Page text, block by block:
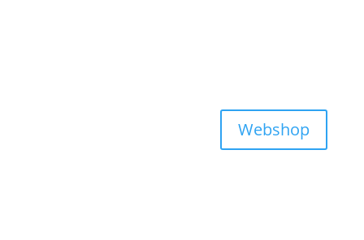
Webshop